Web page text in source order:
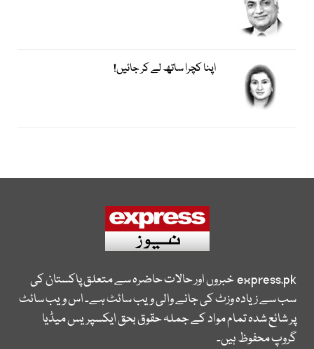
اپنا کچرا ساتھ لے کر جائیں!
express.pkخبروں اور حالات حاضرہ سے متعلق پاکستان کی
سب سے زیادہ وزٹ کی جانے والی ویب سائٹ ہے۔ اس ویب سائٹ
پر شائع شدہ تمام مواد کے جملہ حقوق بحق ایکسپریس میڈیا
گروپ محفوظ ہیں۔